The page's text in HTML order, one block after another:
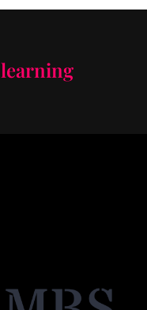
learning